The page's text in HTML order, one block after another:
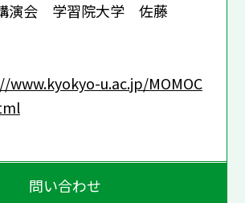
学習院大学 佐藤
u.ac.jp/MOMOC
問い合わせ